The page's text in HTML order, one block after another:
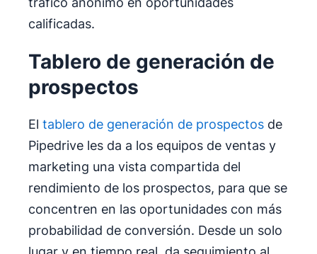
calificadas.
Tablero de generación de
prospectos
El tablero de generación de prospectos de
Pipedrive les da a los equipos de ventas y
marketing una vista compartida del
rendimiento de los prospectos, para que se
concentren en las oportunidades con más
probabilidad de conversión. Desde un solo